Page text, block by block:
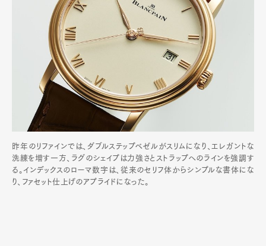
昨年のリファインでは、ダブルステップベゼルがスリムになり、エレガントな
洗練を増す一方、ラグのシェイプは力強さとストラップへのラインを強調す
る。インデックスのローマ数字は、従来のセリフ体からシンプルな書体にな
り、ファセット仕上げのアプライドになった。